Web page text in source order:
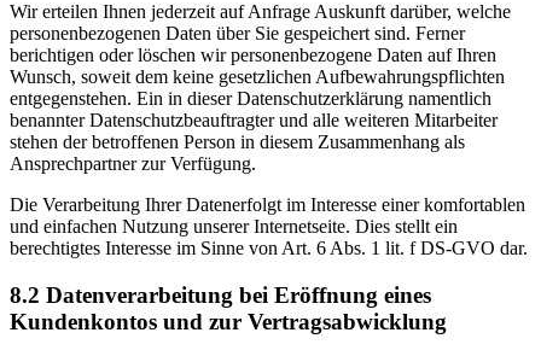
Wir erteilen Ihnen jederzeit auf Anfrage Auskunft darüber, welche
personenbezogenen Daten über Sie gespeichert sind. Ferner
berichtigen oder löschen wir personenbezogene Daten auf Ihren
Wunsch, soweit dem keine gesetzlichen Aufbewahrungspflichten
entgegenstehen. Ein in dieser Datenschutzerklärung namentlich
benannter Datenschutzbeauftragter und alle weiteren Mitarbeiter
stehen der betroffenen Person in diesem Zusammenhang als
Ansprechpartner zur Verfügung.
Die Verarbeitung Ihrer Datenerfolgt im Interesse einer komfortablen
und einfachen Nutzung unserer Internetseite. Dies stellt ein
berechtigtes Interesse im Sinne von Art. 6 Abs. 1 lit. f DS-GVO dar.
8.2 Datenverarbeitung bei Eröffnung eines
Kundenkontos und zur Vertragsabwicklung